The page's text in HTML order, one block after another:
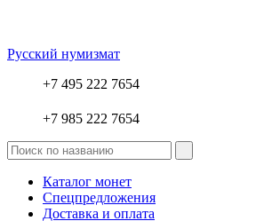
Русский нумизмат
+7 495 222 7654
+7 985 222 7654
Каталог монет
Спецпредложения
Доставка и оплата